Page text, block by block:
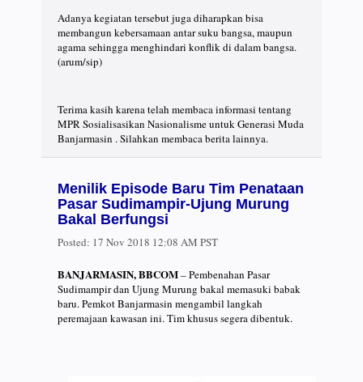
Adanya kegiatan tersebut juga diharapkan bisa
membangun kebersamaan antar suku bangsa, maupun
agama sehingga menghindari konflik di dalam bangsa.
(arum/sip)
Terima kasih karena telah membaca informasi tentang
MPR Sosialisasikan Nasionalisme untuk Generasi Muda
Banjarmasin . Silahkan membaca berita lainnya.
Menilik Episode Baru Tim Penataan
Pasar Sudimampir-Ujung Murung
Bakal Berfungsi
Posted: 17 Nov 2018 12:08 AM PST
BANJARMASIN, BBCOM– Pembenahan Pasar
Sudimampir dan Ujung Murung bakal memasuki babak
baru. Pemkot Banjarmasin mengambil langkah
peremajaan kawasan ini. Tim khusus segera dibentuk.